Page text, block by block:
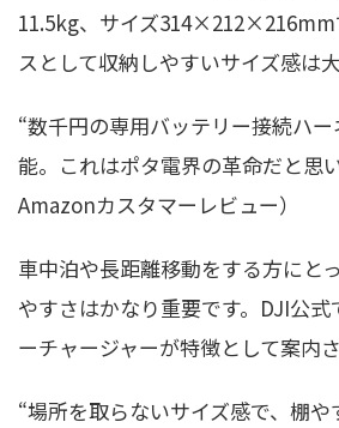
11.5kg、サイズ314×212×216mm
スとして収納しやすいサイズ感は
“数千円の専用バッテリー接続ハ
能。これはポタ電界の革命だと思
Amazonカスタマーレビュー）
車中泊や長距離移動をする方にと
やすさはかなり重要です。DJI公式
ーチャージャーが特徴として案内さ
“場所を取らないサイズ感で、棚や